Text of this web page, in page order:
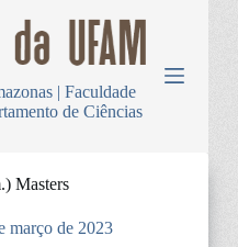
| Faculdade
de Ciências
Masters
março de 2023